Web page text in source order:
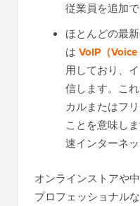
従業員を追加で
ほとんどの最
は VoIP（
用しており、
信します。こ
カルまたはフ
ことを意味し
速インターネ
オンラインストアや
プロフェッショナル